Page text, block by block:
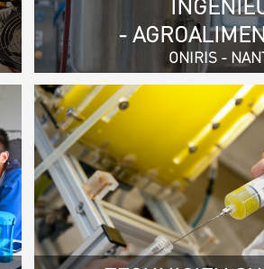
-
ONIRIS -